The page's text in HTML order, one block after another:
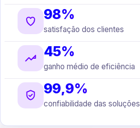
98%
satisfação dos clientes
45%
ganho médio de eficiência
99,9%
confiabilidade das soluções